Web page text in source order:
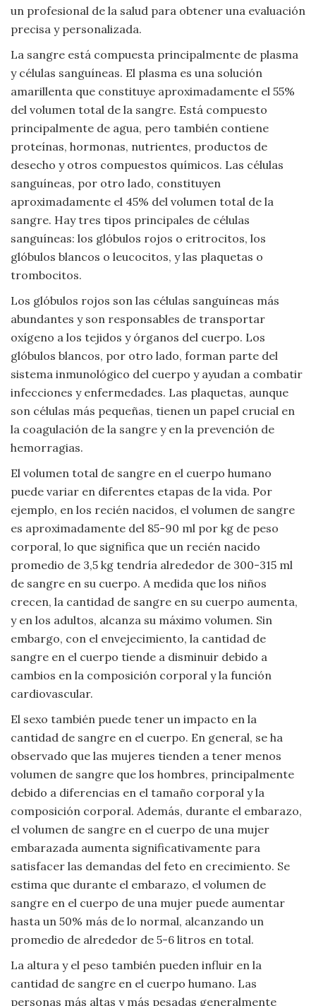
un profesional de la salud para obtener una evaluación
precisa y personalizada.
La sangre está compuesta principalmente de plasma
y células sanguíneas. El plasma es una solución
amarillenta que constituye aproximadamente el 55%
del volumen total de la sangre. Está compuesto
principalmente de agua, pero también contiene
proteínas, hormonas, nutrientes, productos de
desecho y otros compuestos químicos. Las células
sanguíneas, por otro lado, constituyen
aproximadamente el 45% del volumen total de la
sangre. Hay tres tipos principales de células
sanguíneas: los glóbulos rojos o eritrocitos, los
glóbulos blancos o leucocitos, y las plaquetas o
trombocitos.
Los glóbulos rojos son las células sanguíneas más
abundantes y son responsables de transportar
oxígeno a los tejidos y órganos del cuerpo. Los
glóbulos blancos, por otro lado, forman parte del
sistema inmunológico del cuerpo y ayudan a combatir
infecciones y enfermedades. Las plaquetas, aunque
son células más pequeñas, tienen un papel crucial en
la coagulación de la sangre y en la prevención de
hemorragias.
El volumen total de sangre en el cuerpo humano
puede variar en diferentes etapas de la vida. Por
ejemplo, en los recién nacidos, el volumen de sangre
es aproximadamente del 85-90 ml por kg de peso
corporal, lo que significa que un recién nacido
promedio de 3,5 kg tendría alrededor de 300-315 ml
de sangre en su cuerpo. A medida que los niños
crecen, la cantidad de sangre en su cuerpo aumenta,
y en los adultos, alcanza su máximo volumen. Sin
embargo, con el envejecimiento, la cantidad de
sangre en el cuerpo tiende a disminuir debido a
cambios en la composición corporal y la función
cardiovascular.
El sexo también puede tener un impacto en la
cantidad de sangre en el cuerpo. En general, se ha
observado que las mujeres tienden a tener menos
volumen de sangre que los hombres, principalmente
debido a diferencias en el tamaño corporal y la
composición corporal. Además, durante el embarazo,
el volumen de sangre en el cuerpo de una mujer
embarazada aumenta significativamente para
satisfacer las demandas del feto en crecimiento. Se
estima que durante el embarazo, el volumen de
sangre en el cuerpo de una mujer puede aumentar
hasta un 50% más de lo normal, alcanzando un
promedio de alrededor de 5-6 litros en total.
La altura y el peso también pueden influir en la
cantidad de sangre en el cuerpo humano. Las
personas más altas y más pesadas generalmente